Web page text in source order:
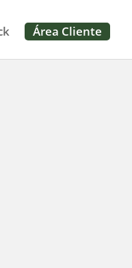
Área Cliente